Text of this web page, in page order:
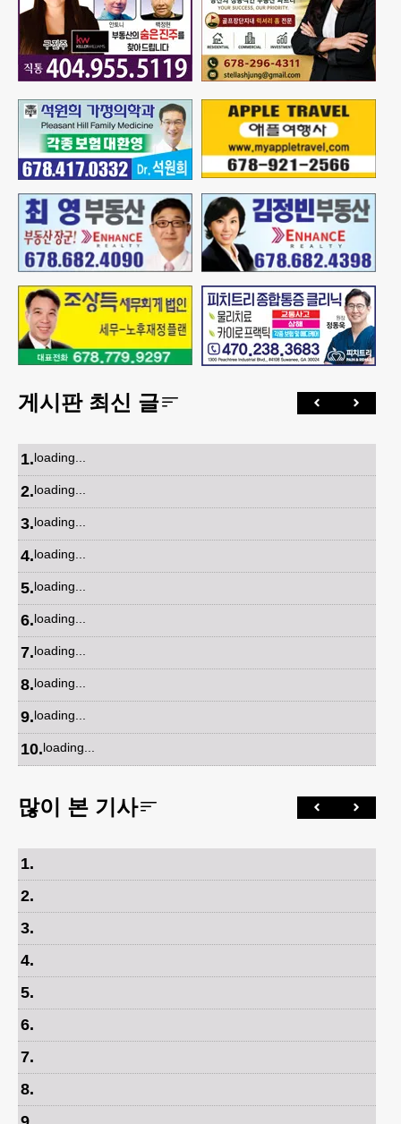
게시판 최신 글
1.loading...
2.loading...
3.loading...
4.loading...
5.loading...
6.loading...
7.loading...
8.loading...
9.loading...
10.loading...
많이 본 기사
1.
2.
3.
4.
5.
6.
7.
8.